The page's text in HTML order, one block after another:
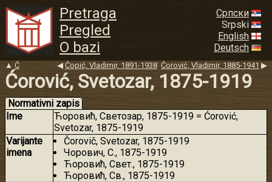
Pretraga
Pregled
O bazi
Српски
Srpski
English
Deutsch
▲ Ć ◀ Ćopić, Vladimir, 1891-1938 Ćorović, Vladimir, 1885-1941 ▶
Ćorović, Svetozar, 1875-1919
Normativni zapis
Ime
Ћоровић, Светозар, 1875-1919 = Ćorović,
Svetozar, 1875-1919
Varijante
imena
Čorovič, Svetozar, 1875-1919
Чорович, С., 1875-1919
Ћоровић, Свет., 1875-1919
Ћоровић, Св., 1875-1919